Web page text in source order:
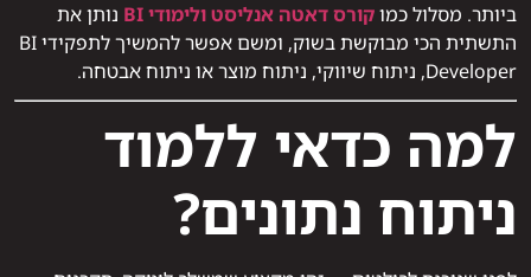
ביותר. מסלול כמוקורס דאטה אנליסט ולימודי BI
נותן את
התשתית הכי מבוקשת בשוק, ומשם אפשר להמשיך לתפקידי BI
Developer, ניתוח שיווקי, ניתוח מוצר או ניתוח אבטחה.
למה כדאי ללמוד
ניתוח נתונים?